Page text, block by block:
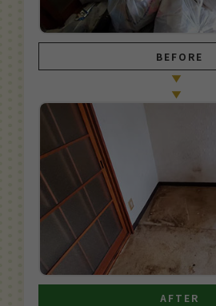
BEFORE
AFTER